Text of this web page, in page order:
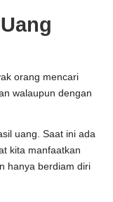
orang mencari
walaupun dengan
uang. Saat ini ada
kita manfaatkan
hanya berdiam diri